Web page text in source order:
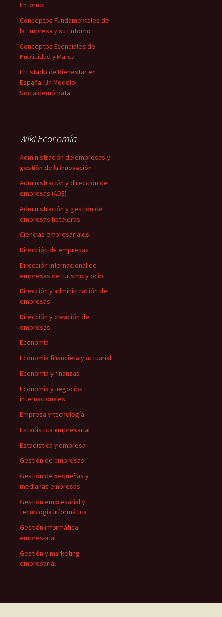
Entorno
Conceptos Fundamentales de
la Empresa y su Entorno
Conceptos Esenciales de
Publicidad y Marca
El Estado de Bienestar en
España: Un Modelo
Socialdemócrata
Wiki Economía
Administración de empresas y
gestión de la innovación
Administración y dirección de
empresas (ADE)
Administración y gestión de
empresas hoteleras
Ciencias empresariales
Dirección de empresas
Dirección internacional de
empresas de turismo y ocio
Dirección y administración de
empresas
Dirección y creación de
empresas
Economía
Economía financiera y actuarial
Economía y finanzas
Economía y negocios
internacionales
Empresa y tecnología
Estadística empresarial
Estadística y empresa
Gestión de empresas
Gestión de pequeñas y
medianas empresas
Gestión empresarial y
tecnología informática
Gestión informática
empresarial
Gestión y marketing
empresarial